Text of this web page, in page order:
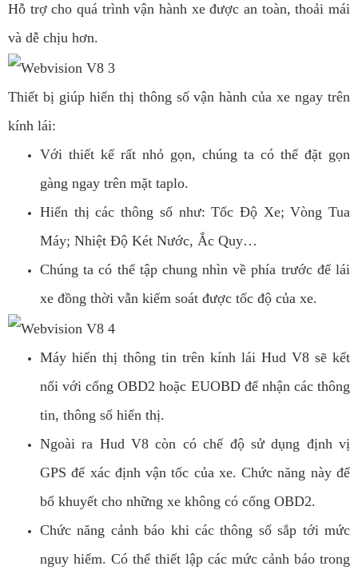
Hỗ trợ cho quá trình vận hành xe được an toàn, thoải mái
và dễ chịu hơn.
Thiết bị giúp hiển thị thông số vận hành của xe ngay trên
kính lái:
Với thiết kế rất nhỏ gọn, chúng ta có thể đặt gọn
gàng ngay trên mặt taplo.
Hiển thị các thông số như: Tốc Độ Xe; Vòng Tua
Máy; Nhiệt Độ Két Nước, Ắc Quy…
Chúng ta có thể tập chung nhìn về phía trước để lái
xe đồng thời vẫn kiểm soát được tốc độ của xe.
Máy hiển thị thông tin trên kính lái Hud V8 sẽ kết
nối với cổng OBD2 hoặc EUOBD để nhận các thông
tin, thông số hiển thị.
Ngoài ra Hud V8 còn có chế độ sử dụng định vị
GPS để xác định vận tốc của xe. Chức năng này để
bổ khuyết cho những xe không có cổng OBD2.
Chức năng cảnh báo khi các thông số sắp tới mức
nguy hiểm. Có thể thiết lập các mức cảnh báo trong